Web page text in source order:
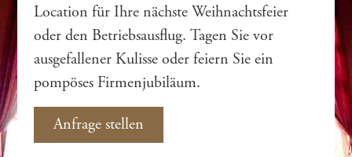
Location für Ihre nächste Weihnachtsfeier
oder den Betriebsausflug. Tagen Sie vor
ausgefallener Kulisse oder feiern Sie ein
pompöses Firmenjubiläum.
Anfrage stellen